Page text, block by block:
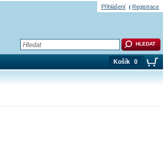
Košík 0
Přihlášení Registrace